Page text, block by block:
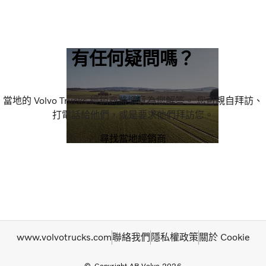
有任何疑問嗎？
當地的 Volvo Trucks 經銷商將樂意為您解答。 您可親自拜訪、
打電話給他們，或是要求他們拜訪您。
尋找當地經銷商
www.volvotrucks.com聯絡我們 隱私權政策關於 Cookie